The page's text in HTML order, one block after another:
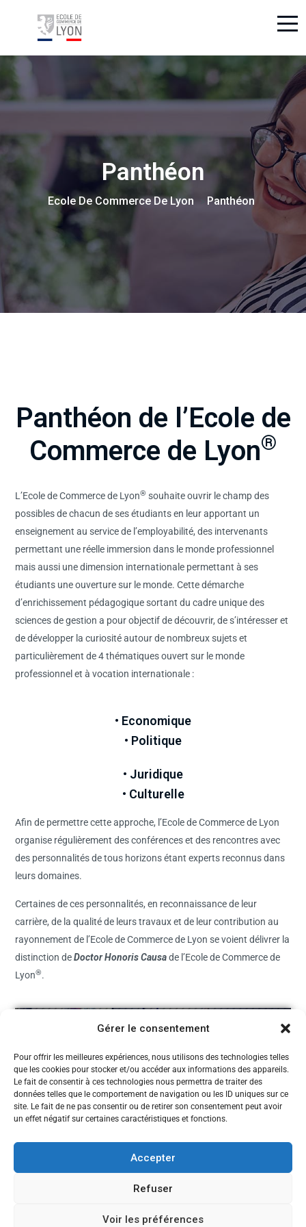
Gérer le consentement
Pour offrir les meilleures expériences, nous utilisons des technologies telles
que les cookies pour stocker et/ou accéder aux informations des appareils.
Le fait de consentir à ces technologies nous permettra de traiter des
données telles que le comportement de navigation ou les ID uniques sur ce
site. Le fait de ne pas consentir ou de retirer son consentement peut avoir
un effet négatif sur certaines caractéristiques et fonctions.
Accepter
Refuser
Voir les préférences
Panthéon
Ecole De Commerce De Lyon Panthéon
Panthéon de l’Ecole de
Commerce de Lyon®
L’Ecole de Commerce de Lyon® souhaite ouvrir le champ des
possibles de chacun de ses étudiants en leur apportant un
enseignement au service de l’employabilité, des intervenants
permettant une réelle immersion dans le monde professionnel
mais aussi une dimension internationale permettant à ses
étudiants une ouverture sur le monde. Cette démarche
d’enrichissement pédagogique sortant du cadre unique des
sciences de gestion a pour objectif de découvrir, de s’intéresser et
de développer la curiosité autour de nombreux sujets et
particulièrement de 4 thématiques ouvert sur le monde
professionnel et à vocation internationale :
• Economique
• Politique
• Juridique
• Culturelle
Afin de permettre cette approche, l’Ecole de Commerce de Lyon
organise régulièrement des conférences et des rencontres avec
des personnalités de tous horizons étant experts reconnus dans
leurs domaines.
Certaines de ces personnalités, en reconnaissance de leur
carrière, de la qualité de leurs travaux et de leur contribution au
rayonnement de l’Ecole de Commerce de Lyon se voient délivrer la
distinction deDoctor Honoris Causade l’Ecole de Commerce de
Lyon®.